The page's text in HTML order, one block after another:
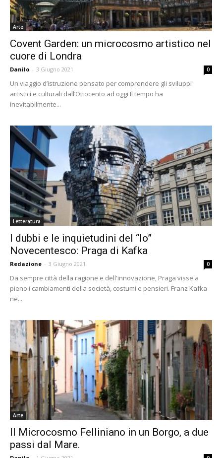
Arte
Covent Garden: un microcosmo artistico nel
cuore di Londra
Danilo - 3 Giugno 2021 0
Un viaggio d’istruzione pensato per comprendere gli sviluppi
artistici e culturali dall’Ottocento ad oggi Il tempo ha
inevitabilmente...
Letteratura
I dubbi e le inquietudini del “Io”
Novecentesco: Praga di Kafka
Redazione - 3 Giugno 2021 0
Da sempre città della ragione e dell'innovazione, Praga visse a
pieno i cambiamenti della società, costumi e pensieri. Franz Kafka
ne...
Arte
Il Microcosmo Felliniano in un Borgo, a due
passi dal Mare.